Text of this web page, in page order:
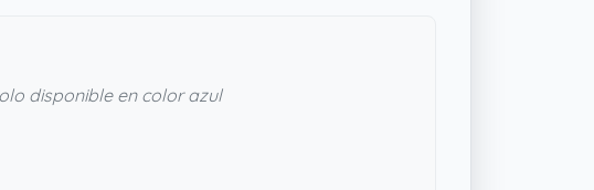
disponible en color azul